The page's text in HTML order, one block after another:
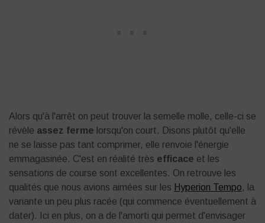
Alors qu'à l'arrêt on peut trouver la semelle molle, celle-ci se
révèle assez ferme lorsqu'on court. Disons plutôt qu'elle
ne se laisse pas tant comprimer, elle renvoie l'énergie
emmagasinée. C'est en réalité très efficace et les
sensations de course sont excellentes. On retrouve les
qualités que nous avions aimées sur les Hyperion Tempo, la
variante un peu plus racée (qui commence éventuellement à
dater). Ici en plus, on a de l'amorti qui permet d'envisager